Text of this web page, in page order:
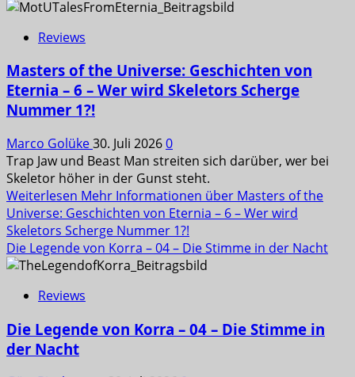
Reviews
Masters of the Universe: Geschichten von
Eternia – 6 – Wer wird Skeletors Scherge
Nummer 1?!
Marco Golüke30. Juli 20260
Trap Jaw und Beast Man streiten sich darüber, wer bei
Skeletor höher in der Gunst steht.
Weiterlesen Mehr Informationen über Masters of the
Universe: Geschichten von Eternia – 6 – Wer wird
Skeletors Scherge Nummer 1?!
Die Legende von Korra – 04 – Die Stimme in der Nacht
Reviews
Die Legende von Korra – 04 – Die Stimme in
der Nacht